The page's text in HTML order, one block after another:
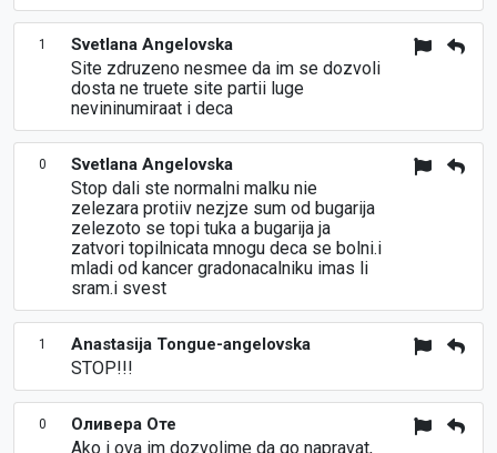
1 Svetlana Angelovska
Site zdruzeno nesmee da im se dozvoli
dosta ne truete site partii luge
nevininumiraat i deca
0 Svetlana Angelovska
Stop dali ste normalni malku nie
zelezara protiiv nezjze sum od bugarija
zelezoto se topi tuka a bugarija ja
zatvori topilnicata mnogu deca se bolni.i
mladi od kancer gradonacalniku imas li
sram.i svest
1 Anastasija Tongue-angelovska
STOP!!!
0 Оливера Оте
Ako i ova im dozvolime da go napravat,